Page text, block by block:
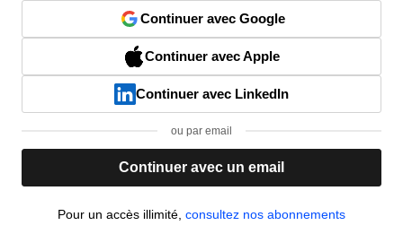
Continuer avec Google
Continuer avec Apple
Continuer avec LinkedIn
ou par email
Continuer avec un email
Pour un accès illimité, consultez nos abonnements